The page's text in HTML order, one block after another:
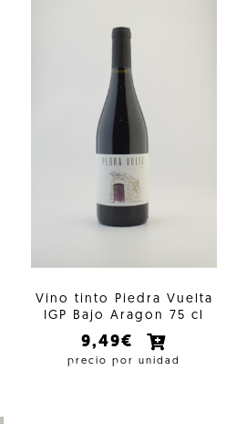
Vino tinto Piedra Vuelta
IGP Bajo Aragon 75 cl
9,49€
precio por unidad